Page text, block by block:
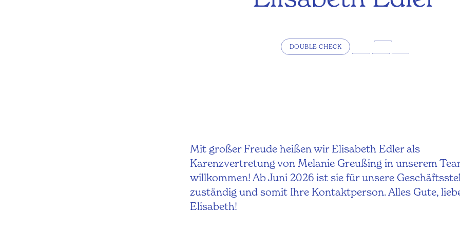
DOUBLE CHECK
Mit großer Freude heißen wir Elisabeth Edler als
Karenzvertretung von Melanie Greußing in unserem
willkommen! Ab Juni 2026 ist sie für unsere
zuständig und somit Ihre Kontaktperson. Alles Gute,
Elisabeth!